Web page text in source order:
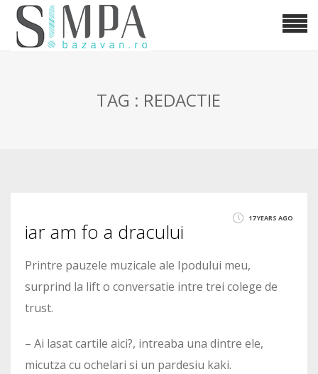
TAG : REDACTIE
17 YEARS AGO
iar am fo a dracului
Printre pauzele muzicale ale Ipodului meu,
surprind la lift o conversatie intre trei colege de
trust.
– Ai lasat cartile aici?, intreaba una dintre ele,
micutza cu ochelari si un pardesiu kaki.